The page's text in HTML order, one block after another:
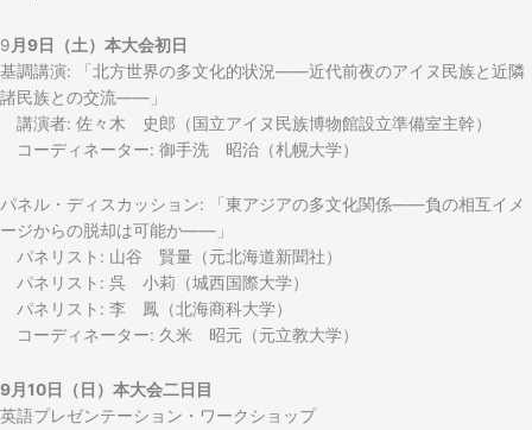
9月9日（土）本大会初日
基調講演: 「北方世界の多文化的状況――近代前夜のアイヌ民族と近隣
諸民族との交流――」
講演者: 佐々木 史郎（国立アイヌ民族博物館設立準備室主幹）
コーディネーター: 御手洗 昭治（札幌大学）
パネル・ディスカッション: 「東アジアの多文化関係――負の相互イメ
ージからの脱却は可能か――」
パネリスト: 山谷 賢量（元北海道新聞社）
パネリスト: 呉 小莉（城西国際大学）
パネリスト: 李 鳳（北海商科大学）
コーディネーター: 久米 昭元（元立教大学）
9月10日（日）本大会二日目
英語プレゼンテーション・ワークショップ